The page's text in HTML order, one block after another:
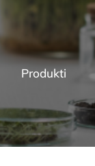
Produkti